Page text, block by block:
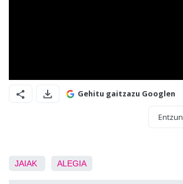
Gehitu gaitzazu Googlen
Entzun
JAIAK ALEGIA